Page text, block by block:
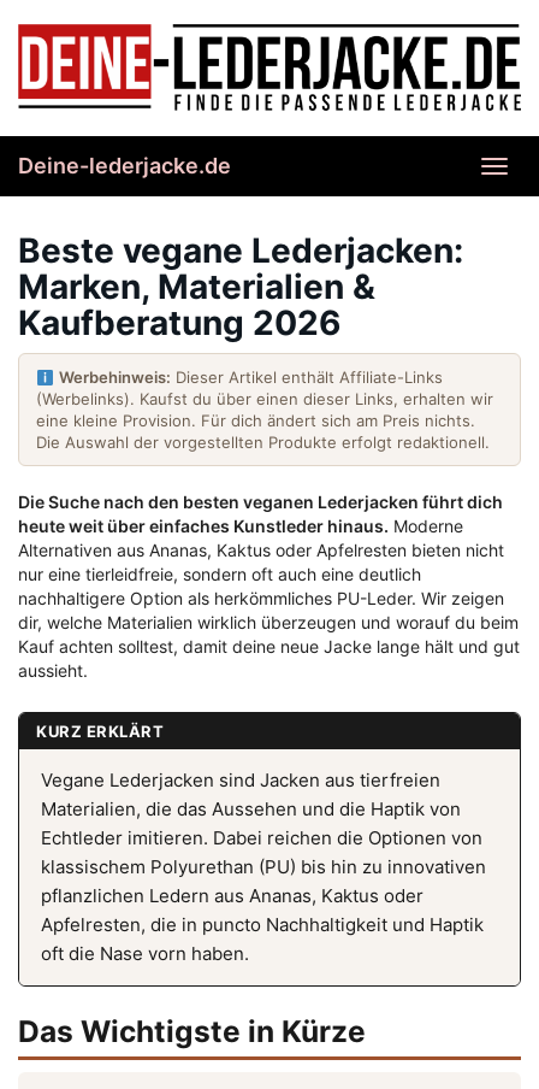
content
Deine-lederjacke.de
Beste vegane Lederjacken:
Marken, Materialien &
Kaufberatung 2026
Werbehinweis: Dieser Artikel enthält Affiliate-Links
(Werbelinks). Kaufst du über einen dieser Links, erhalten wir
eine kleine Provision. Für dich ändert sich am Preis nichts.
Die Auswahl der vorgestellten Produkte erfolgt redaktionell.
Die Suche nach den besten veganen Lederjacken führt dich
heute weit über einfaches Kunstleder hinaus. Moderne
Alternativen aus Ananas, Kaktus oder Apfelresten bieten nicht
nur eine tierleidfreie, sondern oft auch eine deutlich
nachhaltigere Option als herkömmliches PU-Leder. Wir zeigen
dir, welche Materialien wirklich überzeugen und worauf du beim
Kauf achten solltest, damit deine neue Jacke lange hält und gut
aussieht.
KURZ ERKLÄRT
Vegane Lederjacken sind Jacken aus tierfreien
Materialien, die das Aussehen und die Haptik von
Echtleder imitieren. Dabei reichen die Optionen von
klassischem Polyurethan (PU) bis hin zu innovativen
pflanzlichen Ledern aus Ananas, Kaktus oder
Apfelresten, die in puncto Nachhaltigkeit und Haptik
oft die Nase vorn haben.
Das Wichtigste in Kürze